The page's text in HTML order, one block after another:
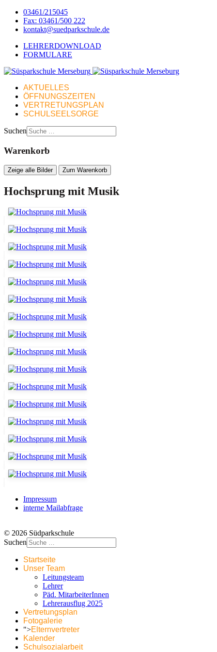
03461/215045
Fax: 03461/500 222
kontakt@suedparkschule.de
LEHRERDOWNLOAD
FORMULARE
AKTUELLES
ÖFFNUNGSZEITEN
VERTRETUNGSPLAN
SCHULSEELSORGE
Suchen
Warenkorb
Zeige alle Bilder Zum Warenkorb
Hochsprung mit Musik
Impressum
interne Mailabfrage
© 2026 Südparkschule
Suchen
Startseite
Unser Team
Leitungsteam
Lehrer
Päd. MitarbeiterInnen
Lehrerausflug 2025
Vertretungsplan
Fotogalerie
">Elternvertreter
Kalender
Schulsozialarbeit